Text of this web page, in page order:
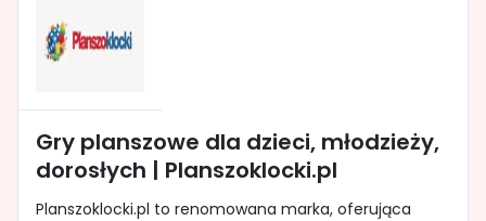
Gry planszowe dla dzieci, młodzieży,
dorosłych | Planszoklocki.pl
Planszoklocki.pl to renomowana marka, oferująca